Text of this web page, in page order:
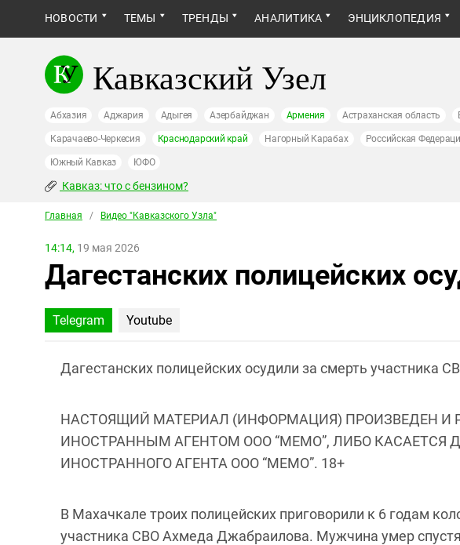
НОВОСТИ ТЕМЫ ТРЕНДЫ АНАЛИТИКА ЭНЦИКЛОПЕДИЯ
Кавказский Узел
Абхазия Аджария Адыгея Азербайджан Армения Астраханская область
Карачаево-Черкесия Краснодарский край Нагорный Карабах Российская
Южный Кавказ ЮФО
Кавказ: что с бензином?
Главная / Видео "Кавказcкого Узла"
14:14, 19 мая 2026
Дагестанских полицейских
Telegram Youtube
Дагестанских полицейских осудили за смерть участника
НАСТОЯЩИЙ МАТЕРИАЛ (ИНФОРМАЦИЯ) ПРОИЗВЕДЕН И
ИНОСТРАННЫМ АГЕНТОМ ООО “МЕМО”, ЛИБО КАСАЕТСЯ
ИНОСТРАННОГО АГЕНТА ООО “МЕМО”. 18+
В Махачкале троих полицейских приговорили к 6 годам
участника СВО Ахмеда Джабраилова. Мужчина умер